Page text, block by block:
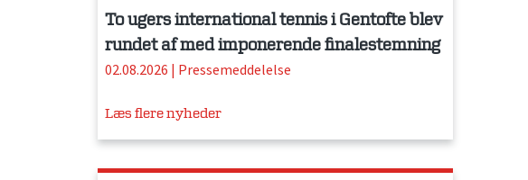
To ugers international tennis i Gentofte blev
rundet af med imponerende finalestemning
02.08.2026 | Pressemeddelelse
Læs flere nyheder